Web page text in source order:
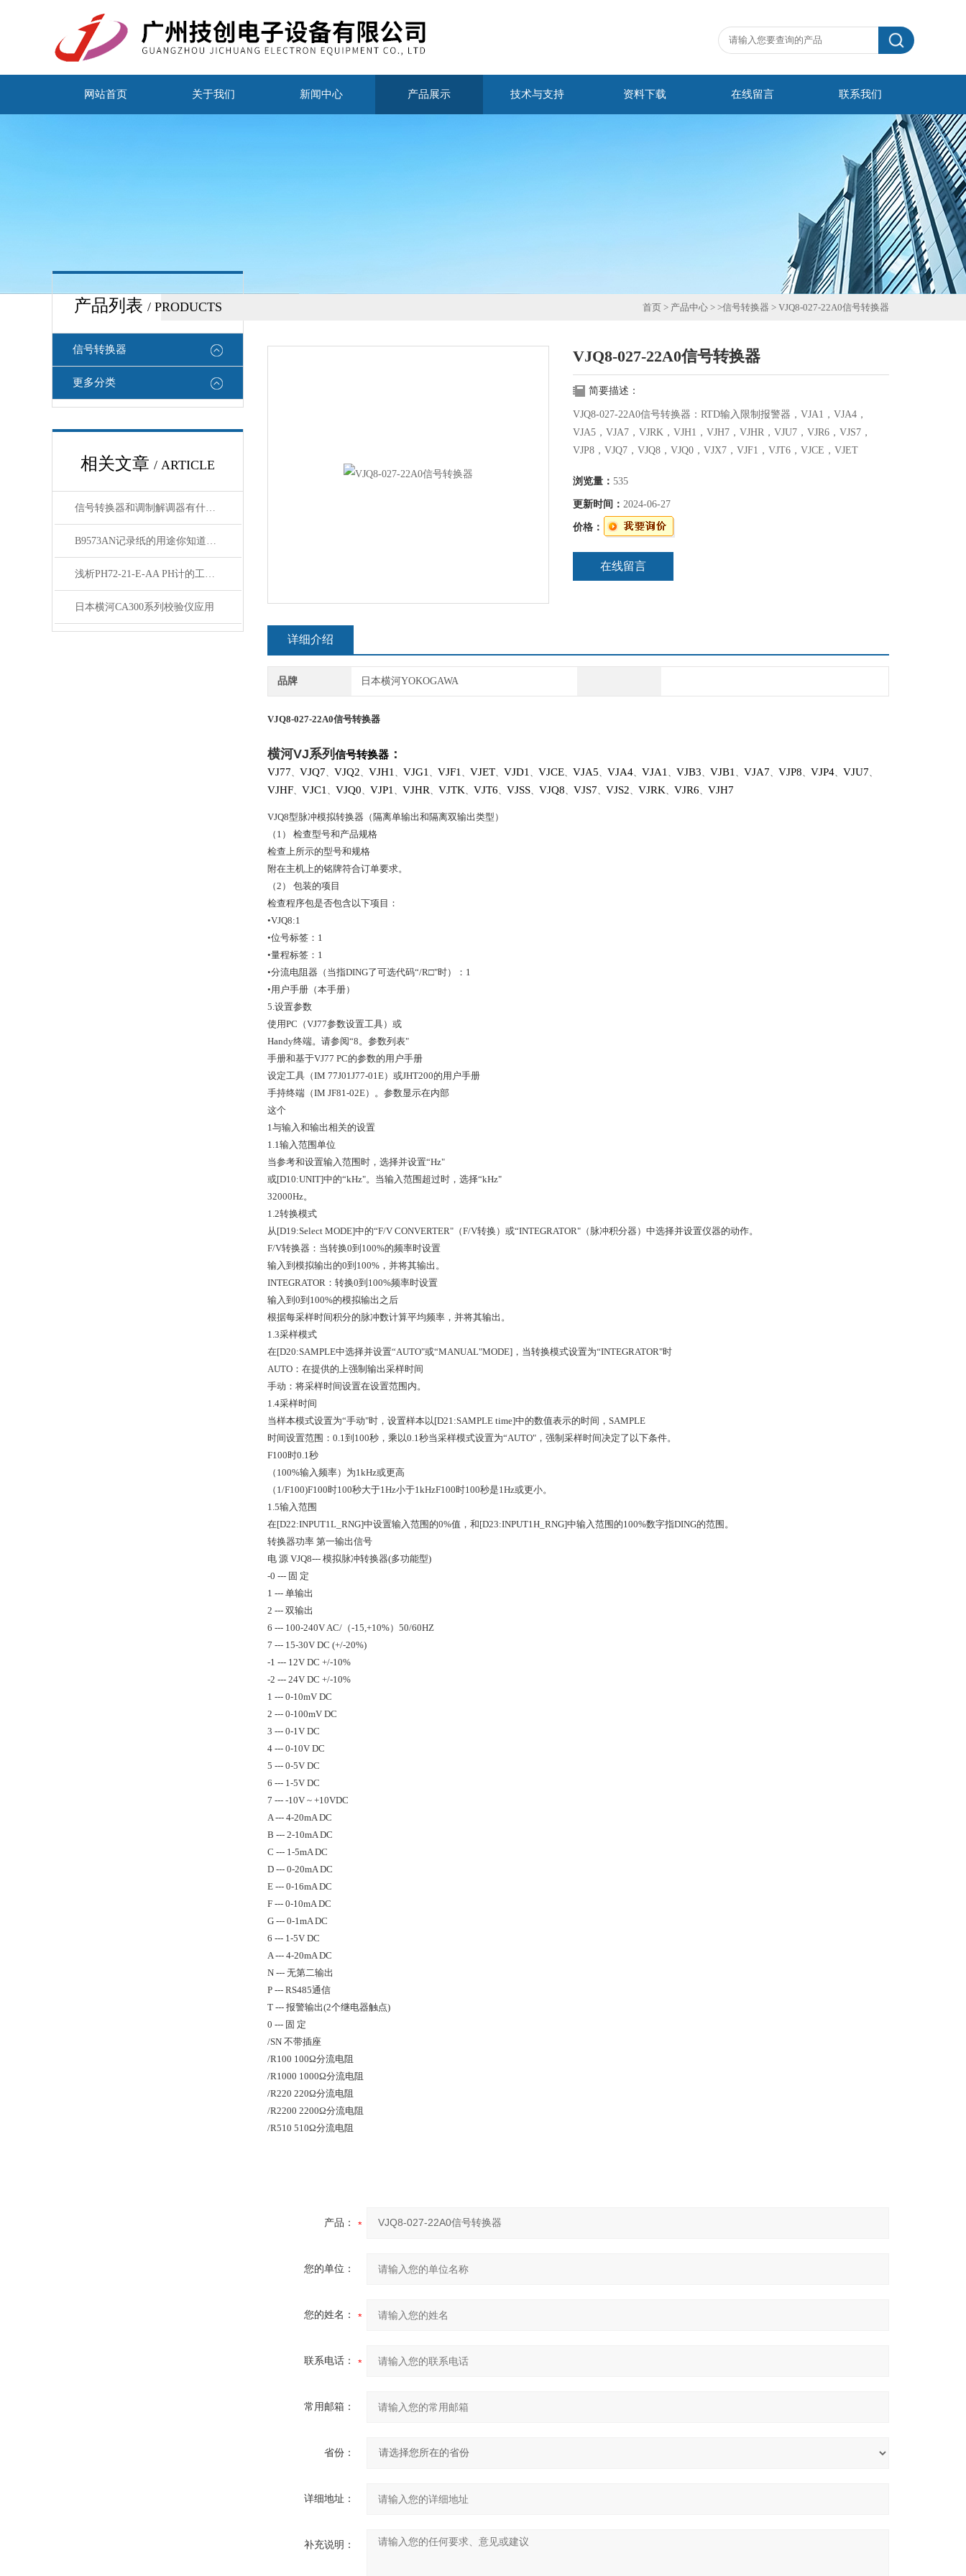
网站首页 关于我们 新闻中心 产品展示 技术与支持 资料下载 在线留言 联系我们
产品列表 / PRODUCTS
信号转换器
更多分类
相关文章 / ARTICLE
信号转换器和调制解调器有什么区别
B9573AN记录纸的用途你知道吗？
浅析PH72-21-E-AA PH计的工作原理与应用
日本横河CA300系列校验仪应用
首页 > 产品中心 > >信号转换器 > VJQ8-027-22A0信号转换器
VJQ8-027-22A0信号转换器
简要描述：
VJQ8-027-22A0信号转换器：RTD输入限制报警器，VJA1，VJA4，
VJA5，VJA7，VJRK，VJH1，VJH7，VJHR，VJU7，VJR6，VJS7，
VJP8，VJQ7，VJQ8，VJQ0，VJX7，VJF1，VJT6，VJCE，VJET
浏览量： 535
更新时间： 2024-06-27
价格：
在线留言
详细介绍
品牌 日本横河YOKOGAWA
VJQ8-027-22A0信号转换器
横河VJ系列 信号转换器 ：
VJ77、 VJQ7、 VJQ2、 VJH1 、 VJG1 、 VJF1 、 VJET、 VJD1 、 VJCE、 VJA5、 VJA4、 VJA1 、 VJB3、 VJB1 、 VJA7、 VJP8、 VJP4、 VJU7、
VJHF、 VJC1 、 VJQ0、 VJP1 、 VJHR、 VJTK、 VJT6、 VJSS、 VJQ8、 VJS7、 VJS2、 VJRK、 VJR6、 VJH7
VJQ8型脉冲模拟转换器（隔离单输出和隔离双输出类型）
（1） 检查型号和产品规格
检查上所示的型号和规格
附在主机上的铭牌符合订单要求。
（2） 包装的项目
检查程序包是否包含以下项目：
•VJQ8:1
•位号标签：1
•量程标签：1
•分流电阻器（当指DING了可选代码“/R□"时）：1
•用户手册（本手册）
5.设置参数
使用PC（VJ77参数设置工具）或
Handy终端。请参阅“8。参数列表"
手册和基于VJ77 PC的参数的用户手册
设定工具（IM 77J01J77-01E）或JHT200的用户手册
手持终端（IM JF81-02E）。参数显示在内部
这个
1与输入和输出相关的设置
1.1输入范围单位
当参考和设置输入范围时，选择并设置“Hz"
或[D10:UNIT]中的“kHz"。当输入范围超过时，选择“kHz"
32000Hz。
1.2转换模式
从[D19:Select MODE]中的“F/V CONVERTER"（F/V转换）或“INTEGRATOR"（脉冲积分器）中选择并设置仪器的动作。
F/V转换器：当转换0到100%的频率时设置
输入到模拟输出的0到100%，并将其输出。
INTEGRATOR：转换0到100%频率时设置
输入到0到100%的模拟输出之后
根据每采样时间积分的脉冲数计算平均频率，并将其输出。
1.3采样模式
在[D20:SAMPLE中选择并设置“AUTO"或“MANUAL"MODE]，当转换模式设置为“INTEGRATOR"时
AUTO：在提供的上强制输出采样时间
手动：将采样时间设置在设置范围内。
1.4采样时间
当样本模式设置为“手动"时，设置样本以[D21:SAMPLE time]中的数值表示的时间，SAMPLE
时间设置范围：0.1到100秒，乘以0.1秒当采样模式设置为“AUTO"，强制采样时间决定了以下条件。
F100时0.1秒
（100%输入频率）为1kHz或更高
（1/F100)F100时100秒大于1Hz小于1kHzF100时100秒是1Hz或更小。
1.5输入范围
在[D22:INPUT1L_RNG]中设置输入范围的0%值，和[D23:INPUT1H_RNG]中输入范围的100%数字指DING的范围。
转换器功率 第一输出信号
电 源 VJQ8--- 模拟脉冲转换器(多功能型)
-0 --- 固 定
1 --- 单输出
2 --- 双输出
6 --- 100-240V AC/（-15,+10%）50/60HZ
7 --- 15-30V DC (+/-20%)
-1 --- 12V DC +/-10%
-2 --- 24V DC +/-10%
1 --- 0-10mV DC
2 --- 0-100mV DC
3 --- 0-1V DC
4 --- 0-10V DC
5 --- 0-5V DC
6 --- 1-5V DC
7 --- -10V ~ +10VDC
A --- 4-20mA DC
B --- 2-10mA DC
C --- 1-5mA DC
D --- 0-20mA DC
E --- 0-16mA DC
F --- 0-10mA DC
G --- 0-1mA DC
6 --- 1-5V DC
A --- 4-20mA DC
N --- 无第二输出
P --- RS485通信
T --- 报警输出(2个继电器触点)
0 --- 固 定
/SN 不带插座
/R100 100Ω分流电阻
/R1000 1000Ω分流电阻
/R220 220Ω分流电阻
/R2200 2200Ω分流电阻
/R510 510Ω分流电阻
产品：
您的单位：
您的姓名：
联系电话：
常用邮箱：
省份：
详细地址：
补充说明：